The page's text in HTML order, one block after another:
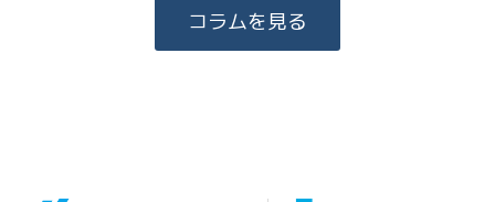
コラムを見る